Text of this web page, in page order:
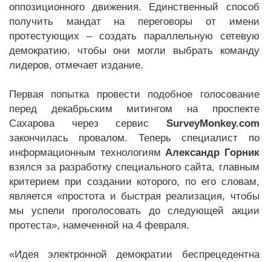
оппозиционного движения. Единственный способ
получить мандат на переговоры от имени
протестующих – создать параллельную сетевую
демократию, чтобы они могли выбрать команду
лидеров, отмечает издание.
Первая попытка провести подобное голосование
перед декабрьским митингом на проспекте
Сахарова через сервис SurveyMonkey.com
закончилась провалом. Теперь специалист по
информационным технологиямАлександр Горник
взялся за разработку специального сайта, главным
критерием при создании которого, по его словам,
является «простота и быстрая реализация, чтобы
мы успели проголосовать до следующей акции
протеста», намеченной на 4 февраля.
«Идея электронной демократии беспрецедентна